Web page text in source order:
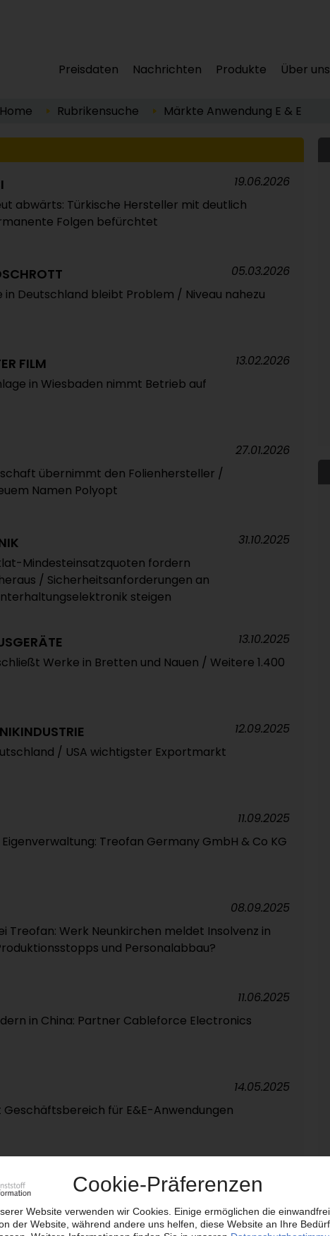
Preisdaten Nachrichten Produkte Über uns
Home Rubrikensuche Märkte Anwendung E & E
abwärts: Türkische Hersteller mit deutlich
Folgen befürchtet
19.06.2026
in Deutschland bleibt Problem / Niveau nahezu
05.03.2026
FILM
in Wiesbaden nimmt Betrieb auf
13.02.2026
übernimmt den Folienhersteller /
Namen Polyopt
27.01.2026
Mindesteinsatzquoten fordern
/ Sicherheitsanforderungen an
steigen
31.10.2025
Werke in Bretten und Nauen / Weitere 1.400
13.10.2025
/ USA wichtigster Exportmarkt
12.09.2025
Treofan Germany GmbH & Co KG
11.09.2025
Treofan: Werk Neunkirchen meldet Insolvenz in
und Personalabbau?
08.09.2025
in China: Partner Cableforce Electronics
11.06.2025
für E&E-Anwendungen
14.05.2025
zwei Werke in Deutschland / Mehr als 500
25.04.2025